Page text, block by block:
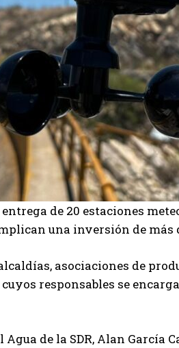
de 20 estaciones
una inversión de más
asociaciones de
responsables se
de la SDR, Alan